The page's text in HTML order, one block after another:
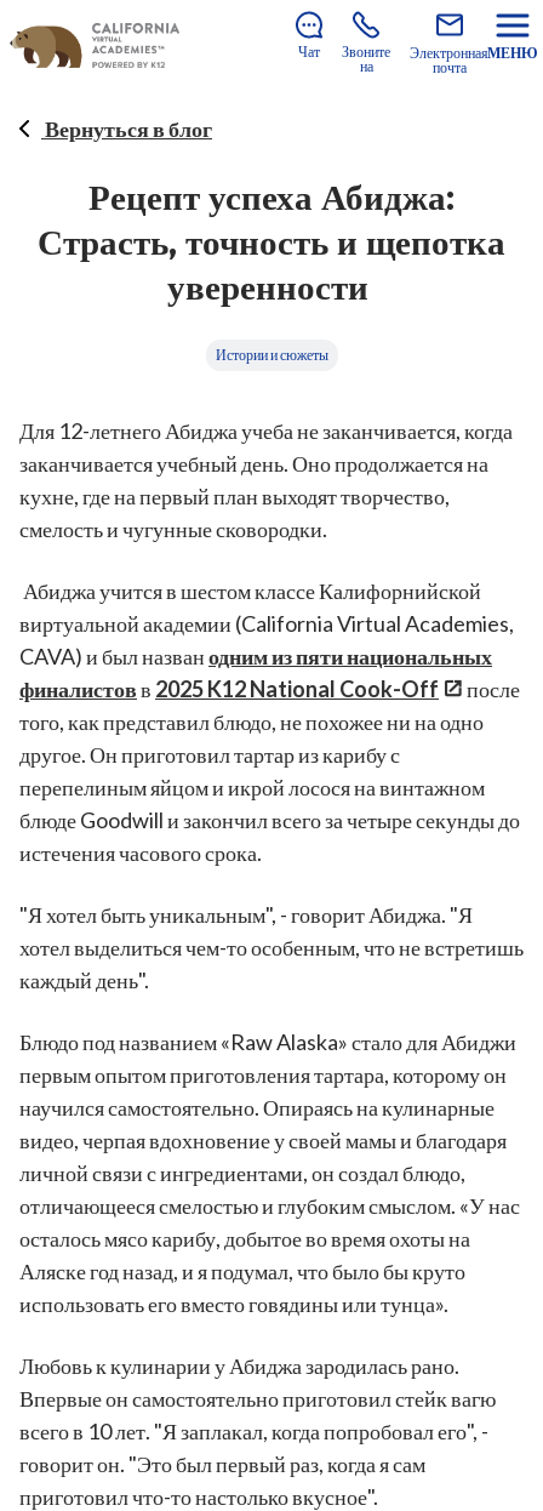
Еще есть возможность присоединиться к нам на 2026–
2027 учебный год!
Узнайте, как записаться
Чат
Звоните
на
Электронная
почта
МЕНЮ
Вернуться в блог
Рецепт успеха Абиджа:
Страсть, точность и щепотка
уверенности
Истории и сюжеты
Для 12-летнего Абиджа учеба не заканчивается, когда
заканчивается учебный день. Оно продолжается на
кухне, где на первый план выходят творчество,
смелость и чугунные сковородки.
Абиджа учится в шестом классе Калифорнийской
виртуальной академии (California Virtual Academies,
CAVA) и был названодним из пяти национальных
финалистовв 2025 K12 National Cook-Off
после
того, как представил блюдо, не похожее ни на одно
другое. Он приготовил тартар из карибу с
перепелиным яйцом и икрой лосося на винтажном
блюде Goodwill и закончил всего за четыре секунды до
истечения часового срока.
"Я хотел быть уникальным", - говорит Абиджа. "Я
хотел выделиться чем-то особенным, что не встретишь
каждый день".
Блюдо под названием «Raw Alaska» стало для Абиджи
первым опытом приготовления тартара, которому он
научился самостоятельно. Опираясь на кулинарные
видео, черпая вдохновение у своей мамы и благодаря
личной связи с ингредиентами, он создал блюдо,
отличающееся смелостью и глубоким смыслом. «У нас
осталось мясо карибу, добытое во время охоты на
Аляске год назад, и я подумал, что было бы круто
использовать его вместо говядины или тунца».
Любовь к кулинарии у Абиджа зародилась рано.
Впервые он самостоятельно приготовил стейк вагю
всего в 10 лет. "Я заплакал, когда попробовал его", -
говорит он. "Это был первый раз, когда я сам
приготовил что-то настолько вкусное".